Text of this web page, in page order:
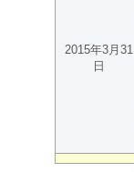
2015年3月31
日